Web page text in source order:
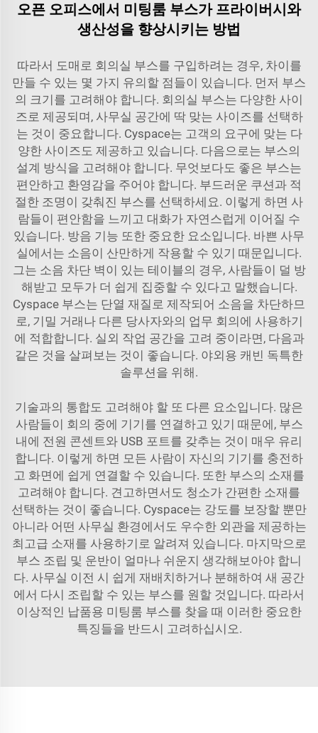
오픈 오피스에서 미팅룸 부스가 프라이버시와
생산성을 향상시키는 방법
따라서 도매로 회의실 부스를 구입하려는 경우, 차이를
만들 수 있는 몇 가지 유의할 점들이 있습니다. 먼저 부스
의 크기를 고려해야 합니다. 회의실 부스는 다양한 사이
즈로 제공되며, 사무실 공간에 딱 맞는 사이즈를 선택하
는 것이 중요합니다. Cyspace는 고객의 요구에 맞는 다
양한 사이즈도 제공하고 있습니다. 다음으로는 부스의
설계 방식을 고려해야 합니다. 무엇보다도 좋은 부스는
편안하고 환영감을 주어야 합니다. 부드러운 쿠션과 적
절한 조명이 갖춰진 부스를 선택하세요. 이렇게 하면 사
람들이 편안함을 느끼고 대화가 자연스럽게 이어질 수
있습니다. 방음 기능 또한 중요한 요소입니다. 바쁜 사무
실에서는 소음이 산만하게 작용할 수 있기 때문입니다.
그는 소음 차단 벽이 있는 테이블의 경우, 사람들이 덜 방
해받고 모두가 더 쉽게 집중할 수 있다고 말했습니다.
Cyspace 부스는 단열 재질로 제작되어 소음을 차단하므
로, 기밀 거래나 다른 당사자와의 업무 회의에 사용하기
에 적합합니다. 실외 작업 공간을 고려 중이라면, 다음과
같은 것을 살펴보는 것이 좋습니다. 야외용 캐빈 독특한
솔루션을 위해.
기술과의 통합도 고려해야 할 또 다른 요소입니다. 많은
사람들이 회의 중에 기기를 연결하고 있기 때문에, 부스
내에 전원 콘센트와 USB 포트를 갖추는 것이 매우 유리
합니다. 이렇게 하면 모든 사람이 자신의 기기를 충전하
고 화면에 쉽게 연결할 수 있습니다. 또한 부스의 소재를
고려해야 합니다. 견고하면서도 청소가 간편한 소재를
선택하는 것이 좋습니다. Cyspace는 강도를 보장할 뿐만
아니라 어떤 사무실 환경에서도 우수한 외관을 제공하는
최고급 소재를 사용하기로 알려져 있습니다. 마지막으로
부스 조립 및 운반이 얼마나 쉬운지 생각해보아야 합니
다. 사무실 이전 시 쉽게 재배치하거나 분해하여 새 공간
에서 다시 조립할 수 있는 부스를 원할 것입니다. 따라서
이상적인 납품용 미팅룸 부스를 찾을 때 이러한 중요한
특징들을 반드시 고려하십시오.